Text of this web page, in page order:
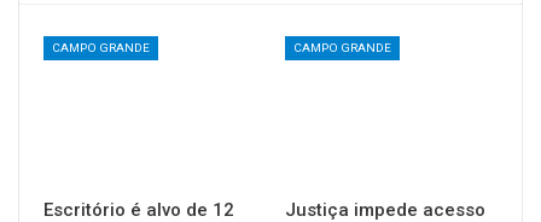
CAMPO GRANDE
Escritório é alvo de 12
CAMPO GRANDE
Justiça impede acesso